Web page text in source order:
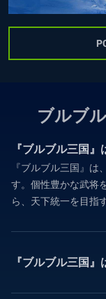
ブルブ
『ブルブル三国
『ブルブル三国』は
す。個性豊かな武将
ら、天下統一を目指
『ブルブル三国